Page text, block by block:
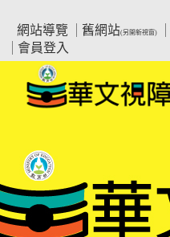
要
網站導覽
舊網站(另開新視窗)
會員登入